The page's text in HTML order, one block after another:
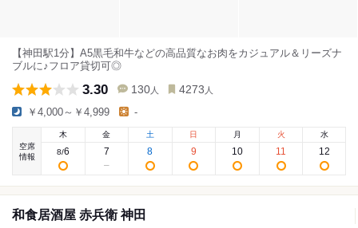
【神田駅1分】A5黒毛和牛などの高品質なお肉をカジュアル＆リーズナ
ブルに♪フロア貸切可◎
3.30 130 人 4273 人
￥4,000～￥4,999 -
空席
情報
木
8/6
金
7
土
8
日
9
月
10
火
11
水
12
和食居酒屋 赤兵衛 神田